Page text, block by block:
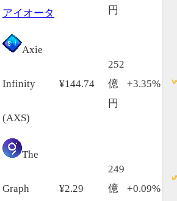
アイオータ
円
Axie
Infinity
(AXS)
¥144.74
252
億
円
+3.35%
The
Graph ¥2.29
249
億
+0.09%